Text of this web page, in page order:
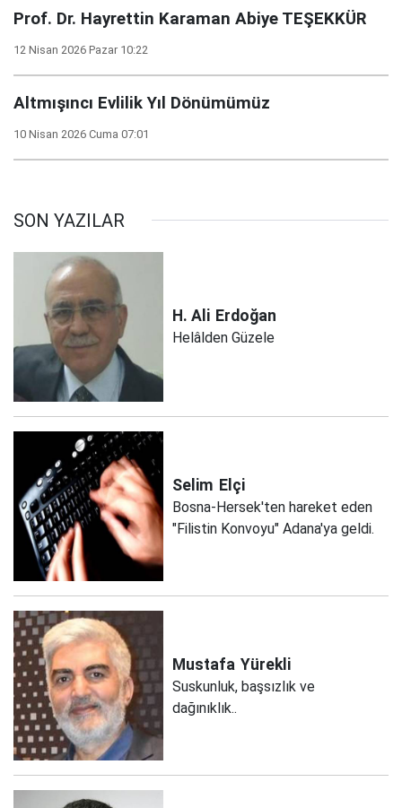
Prof. Dr. Hayrettin Karaman Abiye TEŞEKKÜR
12 Nisan 2026 Pazar 10:22
Altmışıncı Evlilik Yıl Dönümümüz
10 Nisan 2026 Cuma 07:01
SON YAZILAR
H. Ali Erdoğan
Helâlden Güzele
Selim Elçi
Bosna-Hersek'ten hareket eden
"Filistin Konvoyu" Adana'ya geldi.
Mustafa Yürekli
Suskunluk, başsızlık ve
dağınıklık..